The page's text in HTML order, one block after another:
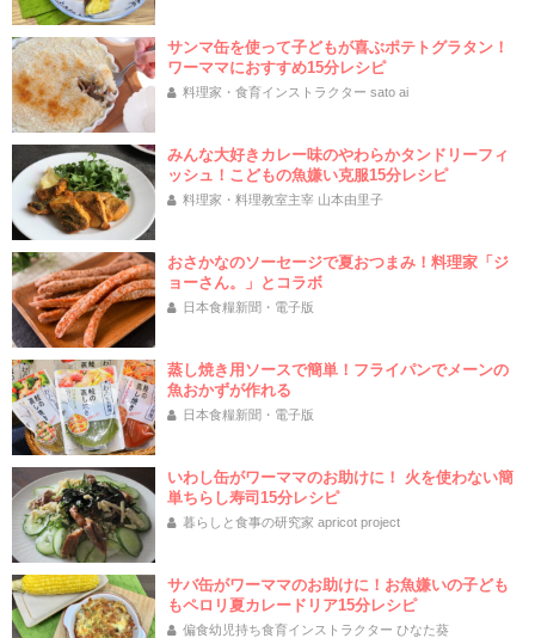
サンマ缶を使って子どもが喜ぶポテトグラタン！
ワーママにおすすめ15分レシピ
料理家・食育インストラクター sato ai
みんな大好きカレー味のやわらかタンドリーフィ
ッシュ！こどもの魚嫌い克服15分レシピ
料理家・料理教室主宰 山本由里子
おさかなのソーセージで夏おつまみ！料理家「ジ
ョーさん。」とコラボ
日本食糧新聞・電子版
蒸し焼き用ソースで簡単！フライパンでメーンの
魚おかずが作れる
日本食糧新聞・電子版
いわし缶がワーママのお助けに！ 火を使わない簡
単ちらし寿司15分レシピ
暮らしと食事の研究家 apricot project
サバ缶がワーママのお助けに！お魚嫌いの子ども
もペロリ夏カレードリア15分レシピ
偏食幼児持ち食育インストラクター ひなた葵